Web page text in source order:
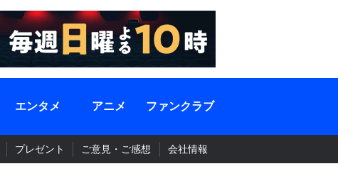
エンタメ アニメ ファンクラブ
プレゼント ご意見・ご感想 会社情報